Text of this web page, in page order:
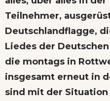
Teilnehmer,
Deutschlandflagge,
Liedes der
die montags in
insgesamt erneut in
sind mit der